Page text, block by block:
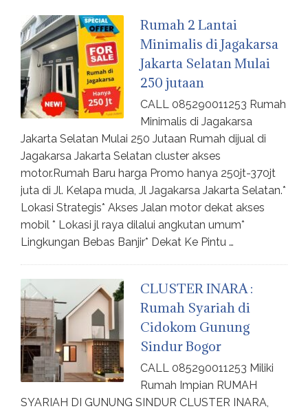
Rumah 2 Lantai
Minimalis di Jagakarsa
Jakarta Selatan Mulai
250 jutaan
CALL 085290011253 Rumah
Minimalis di Jagakarsa
Jakarta Selatan Mulai 250 Jutaan Rumah dijual di
Jagakarsa Jakarta Selatan cluster akses
motor.Rumah Baru harga Promo hanya 250jt-370jt
juta di Jl. Kelapa muda, Jl Jagakarsa Jakarta Selatan.*
Lokasi Strategis* Akses Jalan motor dekat akses
mobil * Lokasi jl raya dilalui angkutan umum*
Lingkungan Bebas Banjir* Dekat Ke Pintu …
CLUSTER INARA :
Rumah Syariah di
Cidokom Gunung
Sindur Bogor
CALL 085290011253 Miliki
Rumah Impian RUMAH
SYARIAH DI GUNUNG SINDUR CLUSTER INARA,